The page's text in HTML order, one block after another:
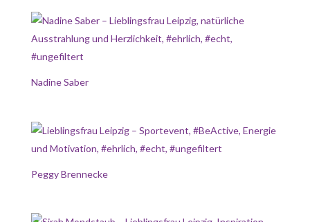
Nadine Saber
Peggy Brennecke